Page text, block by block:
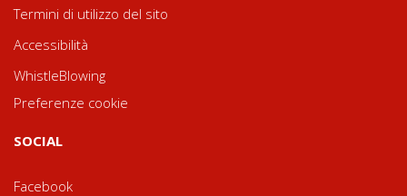
Termini di utilizzo del sito
Accessibilità
WhistleBlowing
Preferenze cookie
SOCIAL
Facebook